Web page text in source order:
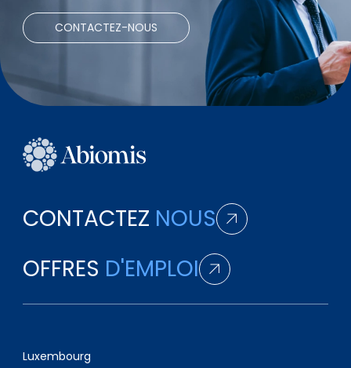
CONTACTEZ-NOUS
CONTACTEZ NOUS
OFFRES D'EMPLOI
Luxembourg